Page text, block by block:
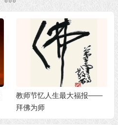
教师节忆人生最大福报——
拜佛为师